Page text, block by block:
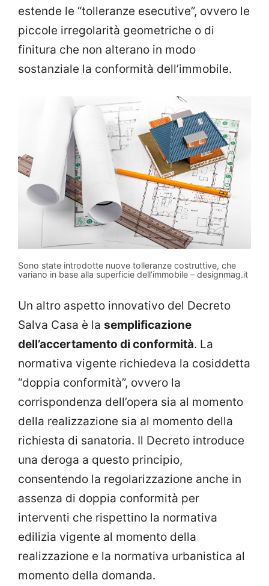
estende le “tolleranze esecutive”, ovvero le
piccole irregolarità geometriche o di
finitura che non alterano in modo
sostanziale la conformità dell’immobile.
Sono state introdotte nuove tolleranze costruttive, che
variano in base alla superficie dell’immobile – designmag.it
Un altro aspetto innovativo del Decreto
Salva Casa è la semplificazione
dell’accertamento di conformità. La
normativa vigente richiedeva la cosiddetta
“doppia conformità”, ovvero la
corrispondenza dell’opera sia al momento
della realizzazione sia al momento della
richiesta di sanatoria. Il Decreto introduce
una deroga a questo principio,
consentendo la regolarizzazione anche in
assenza di doppia conformità per
interventi che rispettino la normativa
edilizia vigente al momento della
realizzazione e la normativa urbanistica al
momento della domanda.